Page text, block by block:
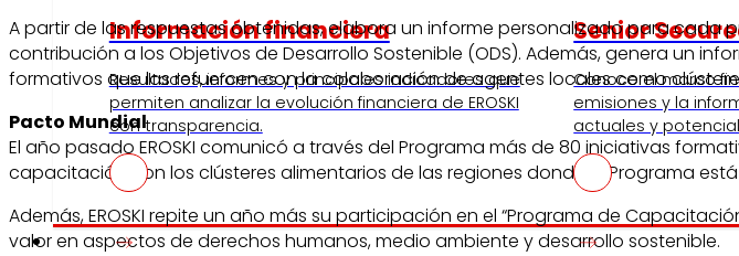
Información financiera
Resultados, informes y principales indicadores que
permiten analizar la evolución financiera de EROSKI
con transparencia.
Senior
Conoce el marco
emisiones y la
actuales y
Prensa
A partir de las respuestas obtenidas, elabora un informe personalizado para
contribución a los Objetivos de Desarrollo Sostenible (ODS). Además, genera un
formativos que las refuercen con la colaboración de agentes locales como
Pacto Mundial
El año pasado EROSKI comunicó a través del Programa más de 80 iniciativas
capacitación con los clústeres alimentarios de las regiones donde el Programa
Además, EROSKI repite un año más su participación en el “Programa de
valor en aspectos de derechos humanos, medio ambiente y desarrollo sostenible.